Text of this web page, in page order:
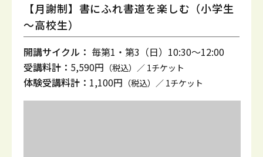
【月謝制】書にふれ書道を楽しむ（小学生
～高校生）
開講サイクル： 毎第1・第3（日）10:30～12:00
受講料計： 5,590円 （税込）／ 1チケット
体験受講料計： 1,100円 （税込）／ 1チケット